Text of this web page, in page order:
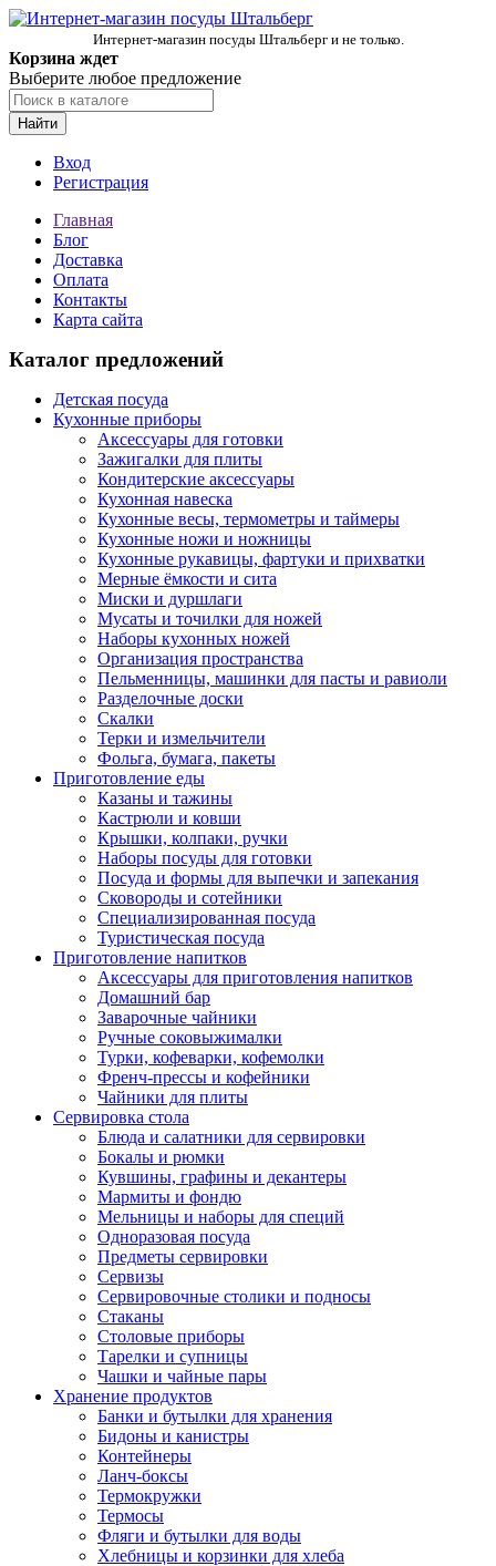
Интернет-магазин посуды Штальберг и не только.
Корзина ждет
Выберите любое предложение
Найти
Вход
Регистрация
Главная
Блог
Доставка
Оплата
Контакты
Карта сайта
Каталог предложений
Детская посуда
Кухонные приборы
Аксессуары для готовки
Зажигалки для плиты
Кондитерские аксессуары
Кухонная навеска
Кухонные весы, термометры и таймеры
Кухонные ножи и ножницы
Кухонные рукавицы, фартуки и прихватки
Мерные ёмкости и сита
Миски и дуршлаги
Мусаты и точилки для ножей
Наборы кухонных ножей
Организация пространства
Пельменницы, машинки для пасты и равиоли
Разделочные доски
Скалки
Терки и измельчители
Фольга, бумага, пакеты
Приготовление еды
Казаны и тажины
Кастрюли и ковши
Крышки, колпаки, ручки
Наборы посуды для готовки
Посуда и формы для выпечки и запекания
Сковороды и сотейники
Специализированная посуда
Туристическая посуда
Приготовление напитков
Аксессуары для приготовления напитков
Домашний бар
Заварочные чайники
Ручные соковыжималки
Турки, кофеварки, кофемолки
Френч-прессы и кофейники
Чайники для плиты
Сервировка стола
Блюда и салатники для сервировки
Бокалы и рюмки
Кувшины, графины и декантеры
Мармиты и фондю
Мельницы и наборы для специй
Одноразовая посуда
Предметы сервировки
Сервизы
Сервировочные столики и подносы
Стаканы
Столовые приборы
Тарелки и супницы
Чашки и чайные пары
Хранение продуктов
Банки и бутылки для хранения
Бидоны и канистры
Контейнеры
Ланч-боксы
Термокружки
Термосы
Фляги и бутылки для воды
Хлебницы и корзинки для хлеба